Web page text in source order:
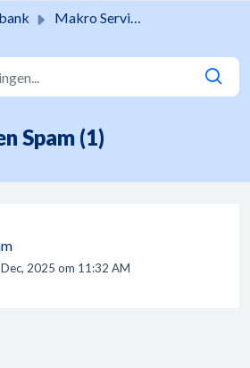
Makro Services
Spam (1)
2025 om 11:32 AM